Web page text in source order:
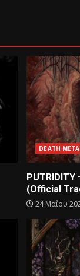
DEATH
(Official
24 Μαΐου